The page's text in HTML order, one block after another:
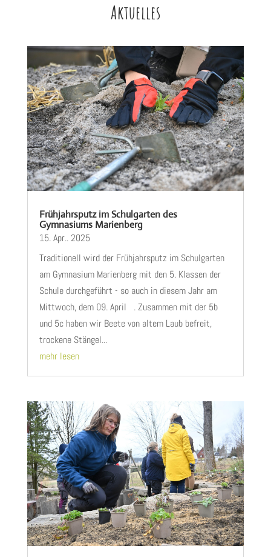
Aktuelles
Frühjahrsputz im Schulgarten des
Gymnasiums Marienberg
15. Apr.. 2025
Traditionell wird der Frühjahrsputz im Schulgarten
am Gymnasium Marienberg mit den 5. Klassen der
Schule durchgeführt - so auch in diesem Jahr am
Mittwoch, dem 09. April . Zusammen mit der 5b
und 5c haben wir Beete von altem Laub befreit,
trockene Stängel...
mehr lesen